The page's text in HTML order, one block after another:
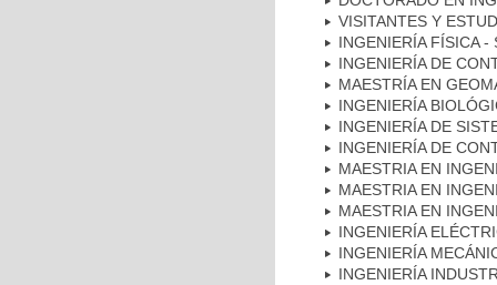
VISITANTES Y
INGENIERÍA FÍSICA
INGENIERÍA DE
MAESTRÍA EN
INGENIERÍA
INGENIERÍA DE
INGENIERÍA DE
MAESTRIA EN
MAESTRIA EN
MAESTRIA EN
INGENIERÍA
INGENIERÍA
INGENIERÍA